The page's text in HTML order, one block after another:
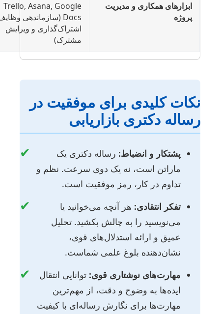
ابزارهای همکاری و مدیریت
Trello, Asana, Google
Docs (سازماندهی وظایف، به
اشتراک‌گذاری و ویرایش
مشترک)
کلیدی برای موفقیت در
دکتری بازاریابی
پشتکار و انضباط:رساله دکتری یک
ماراتن است، نه یک دوی سرعت. نظم و
تداوم در کار، رمز موفقیت است.
تفکر انتقادی:هر آنچه می‌خوانید یا
می‌نویسید را به چالش بکشید. تحلیل
عمیق و ارائه استدلال‌های قوی،
نشان‌دهنده بلوغ علمی شماست.
✔ مهارت‌های نوشتاری قوی: توانایی انتقال
ایده‌ها به وضوح و دقت، از مهم‌ترین
مهارت‌ها برای نگارش رساله‌ای با کیفیت